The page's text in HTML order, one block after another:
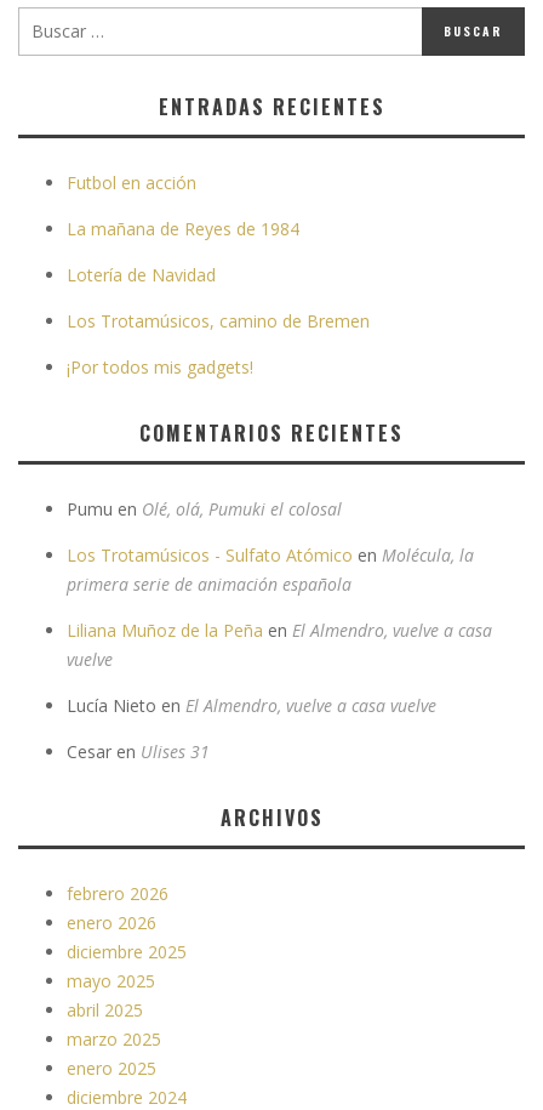
ENTRADAS RECIENTES
Futbol en acción
La mañana de Reyes de 1984
Lotería de Navidad
Los Trotamúsicos, camino de Bremen
¡Por todos mis gadgets!
COMENTARIOS RECIENTES
Pumu en Olé, olá, Pumuki el colosal
Los Trotamúsicos - Sulfato Atómico en Molécula, la
primera serie de animación española
Liliana Muñoz de la Peña en El Almendro, vuelve a casa
vuelve
Lucía Nieto en El Almendro, vuelve a casa vuelve
Cesar en Ulises 31
ARCHIVOS
febrero 2026
enero 2026
diciembre 2025
mayo 2025
abril 2025
marzo 2025
enero 2025
diciembre 2024